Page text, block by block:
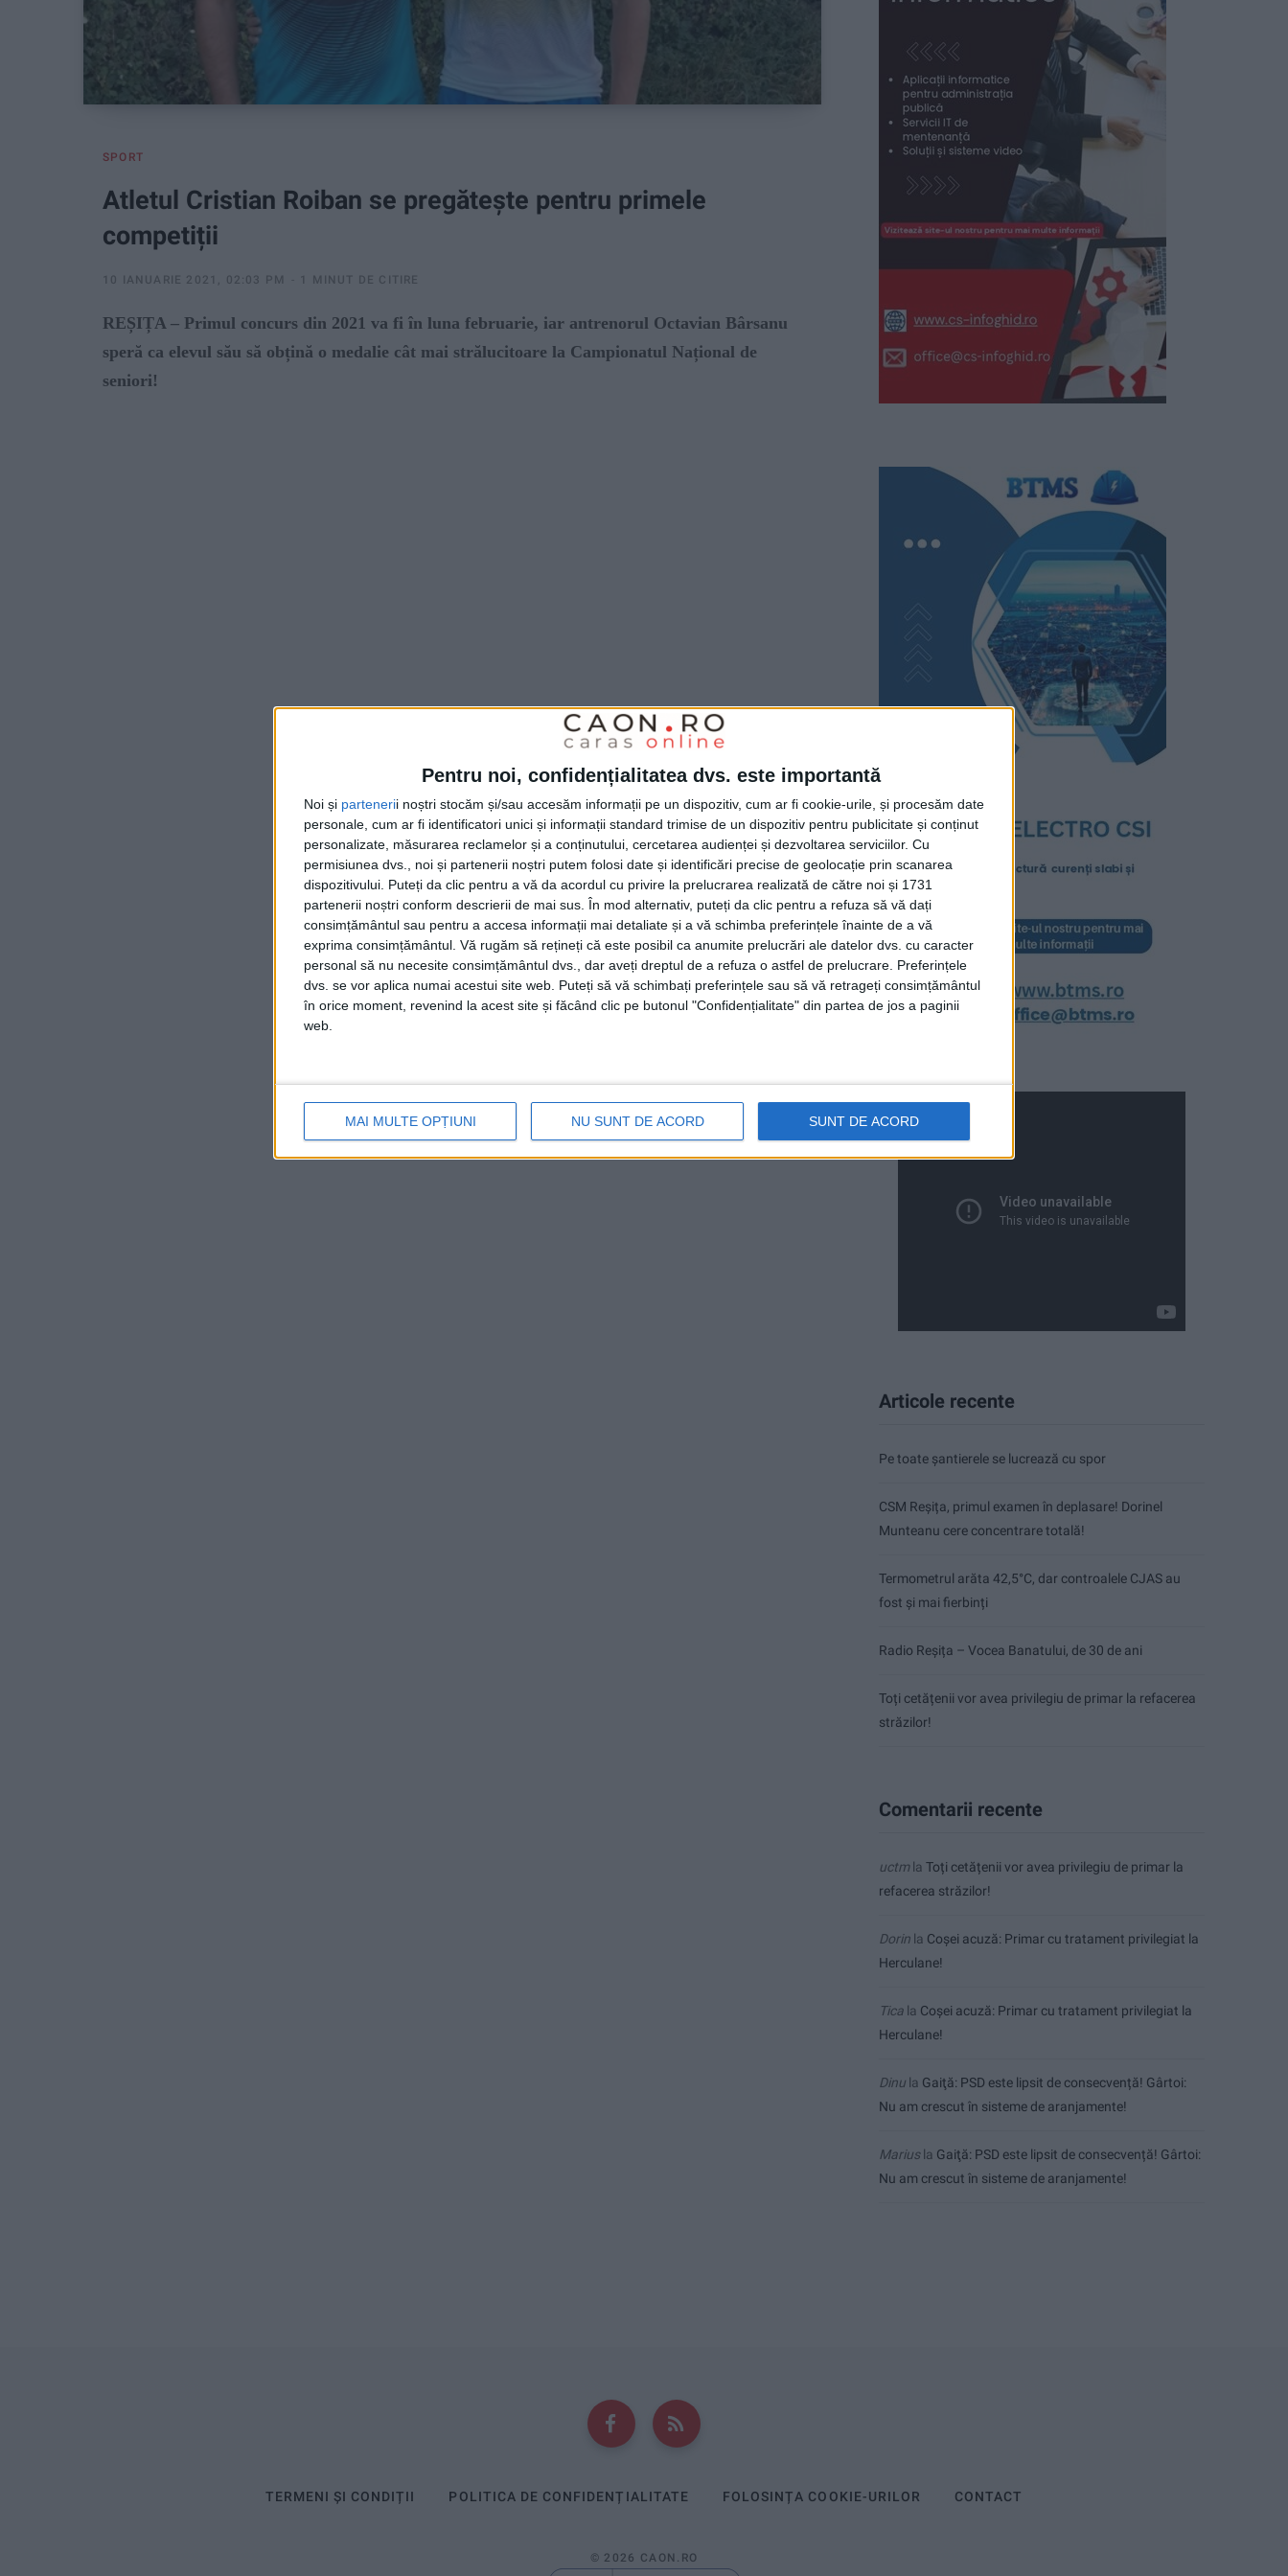
Pentru noi, confidențialitatea dvs. este importantă
Noi și partenerii noștri stocăm și/sau accesăm informații pe un dispozitiv, cum ar fi cookie-urile, și procesăm date
personale, cum ar fi identificatori unici și informații standard trimise de un dispozitiv pentru publicitate și conținut
personalizate, măsurarea reclamelor și a conținutului, cercetarea audienței și dezvoltarea serviciilor. Cu
permisiunea dvs., noi și partenerii noștri putem folosi date și identificări precise de geolocație prin scanarea
dispozitivului. Puteți da clic pentru a vă da acordul cu privire la prelucrarea realizată de către noi și 1731
partenerii noștri conform descrierii de mai sus. În mod alternativ, puteți da clic pentru a refuza să vă dați
consimțământul sau pentru a accesa informații mai detaliate și a vă schimba preferințele înainte de a vă
exprima consimțământul. Vă rugăm să rețineți că este posibil ca anumite prelucrări ale datelor dvs. cu caracter
personal să nu necesite consimțământul dvs., dar aveți dreptul de a refuza o astfel de prelucrare. Preferințele
dvs. se vor aplica numai acestui site web. Puteți să vă schimbați preferințele sau să vă retrageți consimțământul
în orice moment, revenind la acest site și făcând clic pe butonul "Confidențialitate" din partea de jos a paginii
web.
MAI MULTE OPȚIUNI NU SUNT DE ACORD SUNT DE ACORD
SPORT
Atletul Cristian Roiban se pregătește pentru primele
competiții
10 IANUARIE 2021, 02:03 PM 1 MINUT DE CITIRE
REȘIȚA – Primul concurs din 2021 va fi în luna februarie, iar antrenorul Octavian Bârsanu
speră ca elevul său să obțină o medalie cât mai strălucitoare la Campionatul Național de
seniori!
Articole recente
Pe toate șantierele se lucrează cu spor
CSM Reșița, primul examen în deplasare! Dorinel
Munteanu cere concentrare totală!
Termometrul arăta 42,5°C, dar controalele CJAS au
fost și mai fierbinți
Radio Reșița – Vocea Banatului, de 30 de ani
Toți cetățenii vor avea privilegiu de primar la refacerea
străzilor!
Comentarii recente
uctmla Toți cetățenii vor avea privilegiu de primar la
refacerea străzilor!
Dorin la Coșei acuză: Primar cu tratament privilegiat la
Herculane!
Tica la Coșei acuză: Primar cu tratament privilegiat la
Herculane!
Dinu la Gaiţă: PSD este lipsit de consecvență! Gârtoi:
Nu am crescut în sisteme de aranjamente!
Mariusla Gaiţă: PSD este lipsit de consecvență! Gârtoi:
Nu am crescut în sisteme de aranjamente!
TERMENI ȘI CONDIȚII POLITICA DE CONFIDENȚIALITATE FOLOSINȚA COOKIE-URILOR CONTACT
© 2026 CAON.RO